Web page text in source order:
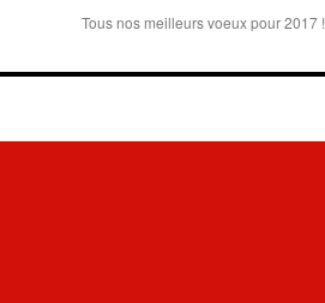
Tous nos meilleurs voeux pour 2017 !